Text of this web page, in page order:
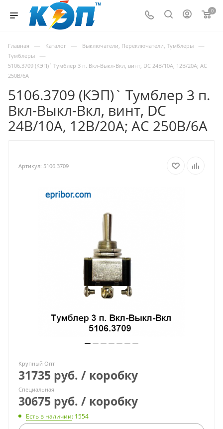
0
Главная — Каталог — Выключатели, Переключатели, Тумблеры —
Тумблеры —
5106.3709 (КЭП)` Тумблер 3 п. Вкл-Выкл-Вкл, винт, DC 24В/10А, 12В/20А; AC
250В/6А
5106.3709 (КЭП)` Тумблер 3 п.
Вкл-Выкл-Вкл, винт, DC
24В/10А, 12В/20А; AC 250В/6А
Артикул: 5106.3709
Крупный Опт
31735 руб. / коробку
Специальная
30675 руб. / коробку
Есть в наличии: 1554